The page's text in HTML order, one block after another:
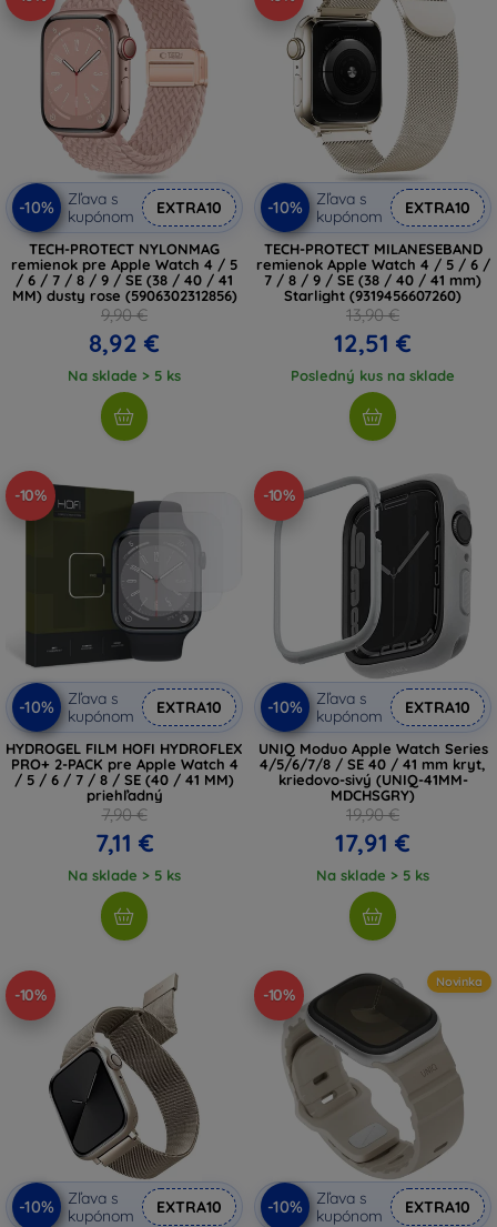
-10%
Zľava s
kupónom
EXTRA10
TECH-PROTECT NYLONMAG
remienok pre Apple Watch 4 / 5
/ 6 / 7 / 8 / 9 / SE (38 / 40 / 41
MM) dusty rose (5906302312856)
9,90 €
8,92 €
Na sklade > 5 ks
-10%
Zľava s
kupónom
EXTRA10
TECH-PROTECT MILANESEBAND
remienok Apple Watch 4 / 5 / 6 /
7 / 8 / 9 / SE (38 / 40 / 41 mm)
Starlight (9319456607260)
13,90 €
12,51 €
Posledný kus na sklade
-10%
-10%
Zľava s
kupónom
EXTRA10
HYDROGEL FILM HOFI HYDROFLEX
PRO+ 2-PACK pre Apple Watch 4
/ 5 / 6 / 7 / 8 / SE (40 / 41 MM)
priehľadný
7,90 €
7,11 €
Na sklade > 5 ks
-10%
-10%
Zľava s
kupónom
EXTRA10
UNIQ Moduo Apple Watch Series
4/5/6/7/8 / SE 40 / 41 mm kryt,
kriedovo-sivý (UNIQ-41MM-
MDCHSGRY)
19,90 €
17,91 €
Na sklade > 5 ks
-10%
-10%
Zľava s
kupónom
EXTRA10
-10%
Novinka
-10%
Zľava s
kupónom
EXTRA10